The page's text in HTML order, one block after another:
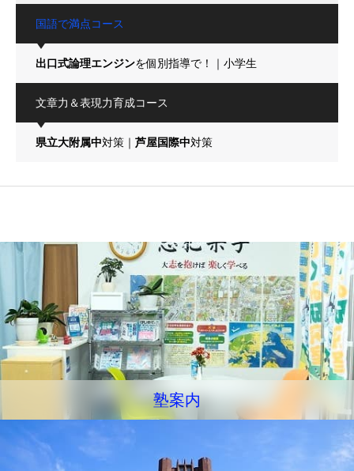
国語で満点コース
出口式論理エンジンを個別指導で！｜小学生
文章力＆表現力育成コース
県立大附属中対策｜ 芦屋国際中対策
塾案内